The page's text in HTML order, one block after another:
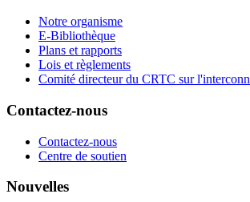
Notre organisme
E-Bibliothèque
Plans et rapports
Lois et règlements
Comité directeur du CRTC sur
Contactez-nous
Contactez-nous
Centre de soutien
Nouvelles